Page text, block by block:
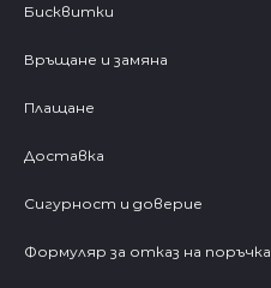
Бисквитки
Връщане и замяна
Плащане
Доставка
Сигурност и доверие
Формуляр за отказ на поръчка